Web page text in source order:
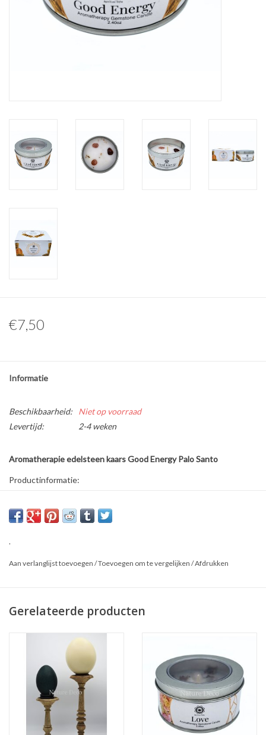
Huiden & vachten
Hoorns & Geweien
Pokémon
€7,50
Informatie
Beschikbaarheid:
Niet op voorraad
Levertijd:
2-4 weken
Aromatherapie edelsteen kaars Good Energy Palo Santo
Productinformatie:
* Inhoud: 70 gram
* Materiaal: Palm- en sojawas met carneool & palo santo
* Merk: Green Tree
.
Aan verlanglijst toevoegen /Toevoegen om te vergelijken /Afdrukken
Gerelateerde producten